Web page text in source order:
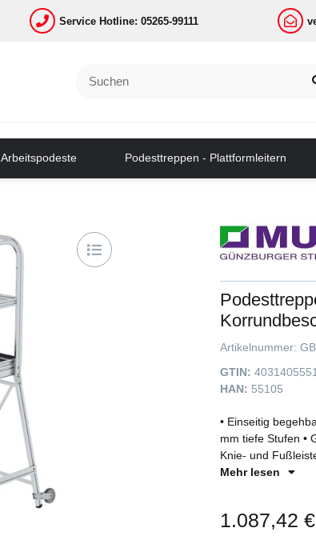
Service Hotline: 05265-99111
Arbeitspodeste Podesttreppen - Plattformleitern
Artikelnummer:
GTIN:
HAN: 55105
• Einseitig
mm tiefe Stufen •
Knie- und
und Handgriffe für
mit Steigwinkel
erhältlich •
Mehr lesen
1.087,42 €